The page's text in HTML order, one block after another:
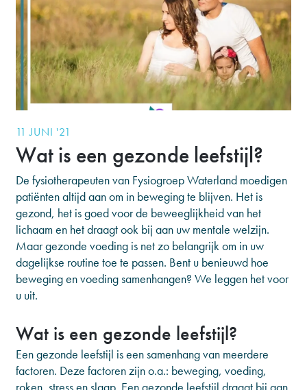
: 0299 - 65 34 99
11 JUNI '21
Wat is een gezonde leefstijl?
De fysiotherapeuten van Fysiogroep Waterland moedigen
patiënten altijd aan om in beweging te blijven. Het is
gezond, het is goed voor de beweeglijkheid van het
lichaam en het draagt ook bij aan uw mentale welzijn.
Maar gezonde voeding is net zo belangrijk om in uw
dagelijkse routine toe te passen. Bent u benieuwd hoe
beweging en voeding samenhangen? We leggen het voor
u uit.
Wat is een gezonde leefstijl?
Een gezonde leefstijl is een samenhang van meerdere
factoren. Deze factoren zijn o.a.: beweging, voeding,